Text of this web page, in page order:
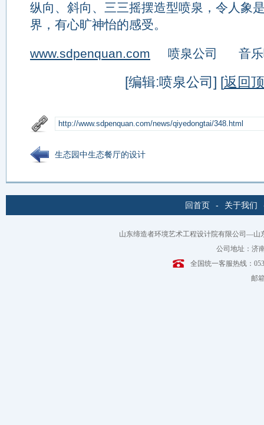
纵向、斜向、三三摇摆造型喷泉，令人象
界，有心旷神怡的感受。
www.sdpenquan.com 喷泉公司 音乐
[编辑:喷泉公司] [返回
生态园中生态餐厅的设计
回首页 - 关于我们
山东缔造者环境艺术工程设计院有限公司—
公司地址：济
全国统一客服热线：
邮